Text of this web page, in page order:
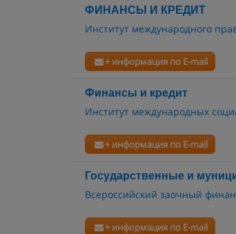
ФИНАНСЫ И КРЕДИТ
Институт международного
+ информация по E-mail
Финансы и кредит
Институт международных
+ информация по E-mail
Государственные и
Всероссийский заочный
+ информация по E-mail